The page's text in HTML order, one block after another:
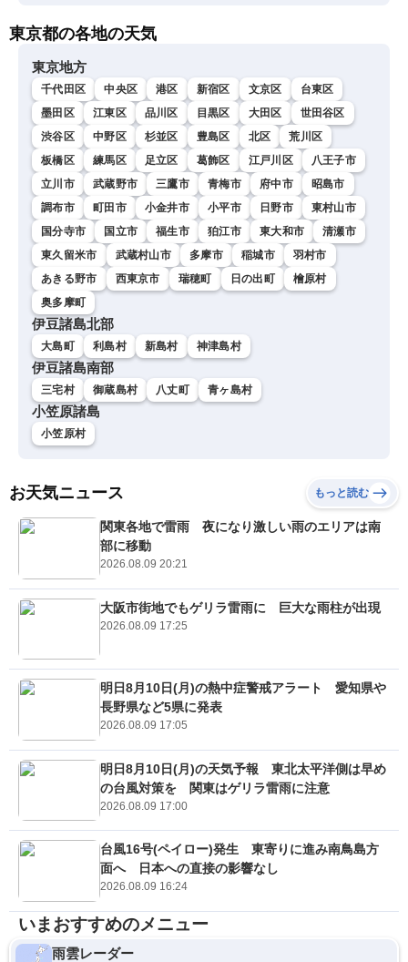
東京都の各地の天気
東京地方
千代田区 中央区 港区 新宿区 文京区
台東区
墨田区
江東区 品川区 目黒区 大田区
世田谷区
渋谷区
中野区 杉並区 豊島区 北区
荒川区
板橋区
練馬区 足立区 葛飾区 江戸川区
八王子市
立川市
武蔵野市 三鷹市 青梅市 府中市
昭島市
調布市
町田市 小金井市 小平市 日野市
東村山市
国分寺市
国立市 福生市 狛江市 東大和市
清瀬市
東久留米市
武蔵村山市 多摩市 稲城市
羽村市
あきる野市
西東京市 瑞穂町 日の出町
檜原村
奥多摩町
伊豆諸島北部
大島町 利島村 新島村 神津島村
伊豆諸島南部
三宅村 御蔵島村 八丈町 青ヶ島村
小笠原諸島
小笠原村
お天気ニュース もっと読む
関東各地で雷雨 夜になり激しい雨のエリアは南
部に移動
2026.08.09 20:21
大阪市街地でもゲリラ雷雨に 巨大な雨柱が出現
2026.08.09 17:25
明日8月10日(月)の熱中症警戒アラート 愛知県や
長野県など5県に発表
2026.08.09 17:05
明日8月10日(月)の天気予報 東北太平洋側は早め
の台風対策を 関東はゲリラ雷雨に注意
2026.08.09 17:00
台風16号(ペイロー)発生 東寄りに進み南鳥島方
面へ 日本への直接の影響なし
2026.08.09 16:24
いまおすすめのメニュー
雨雲レーダー